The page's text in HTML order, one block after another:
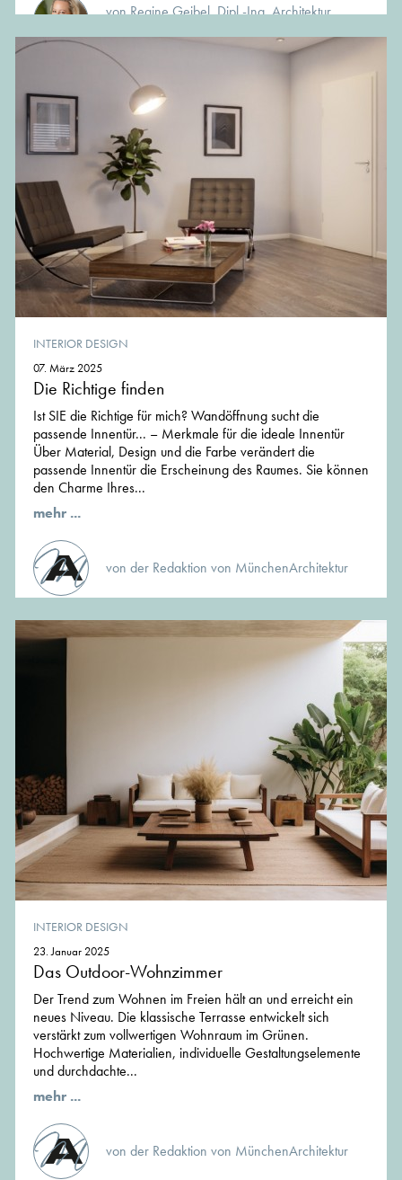
von Regine Geibel, Dipl.-Ing. Architektur
INTERIOR DESIGN
07. März 2025
Die Richtige finden
Ist SIE die Richtige für mich? Wandöffnung sucht die
passende Innentür... – Merkmale für die ideale Innentür
Über Material, Design und die Farbe verändert die
passende Innentür die Erscheinung des Raumes. Sie können
den Charme Ihres...
mehr ...
von der Redaktion von MünchenArchitektur
INTERIOR DESIGN
23. Januar 2025
Das Outdoor-Wohnzimmer
Der Trend zum Wohnen im Freien hält an und erreicht ein
neues Niveau. Die klassische Terrasse entwickelt sich
verstärkt zum vollwertigen Wohnraum im Grünen.
Hochwertige Materialien, individuelle Gestaltungselemente
und durchdachte...
mehr ...
von der Redaktion von MünchenArchitektur